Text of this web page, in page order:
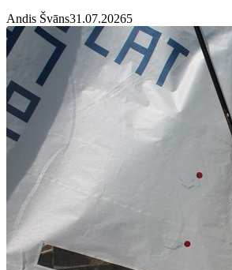
Andis Švāns31.07.20265